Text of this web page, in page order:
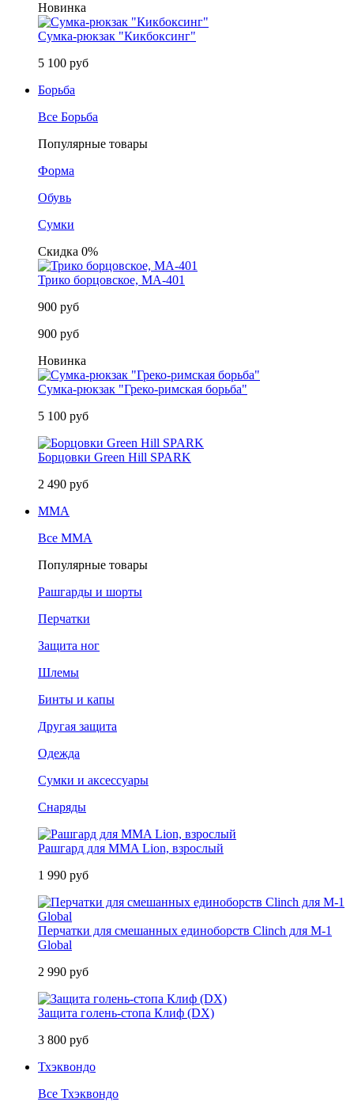
Новинка
Сумка-рюкзак "Кикбоксинг"
5 100 руб
Борьба
Все Борьба
Популярные товары
Форма
Обувь
Сумки
Скидка 0%
Трико борцовское, MA-401
900 руб
900 руб
Новинка
Сумка-рюкзак "Греко-римская борьба"
5 100 руб
Борцовки Green Hill SPARK
2 490 руб
MMA
Все MMA
Популярные товары
Рашгарды и шорты
Перчатки
Защита ног
Шлемы
Бинты и капы
Другая защита
Одежда
Сумки и аксессуары
Снаряды
Рашгард для MMA Lion, взрослый
1 990 руб
Перчатки для смешанных единоборств Clinch для M-1
Global
2 990 руб
Защита голень-стопа Клиф (DX)
3 800 руб
Тхэквондо
Все Тхэквондо